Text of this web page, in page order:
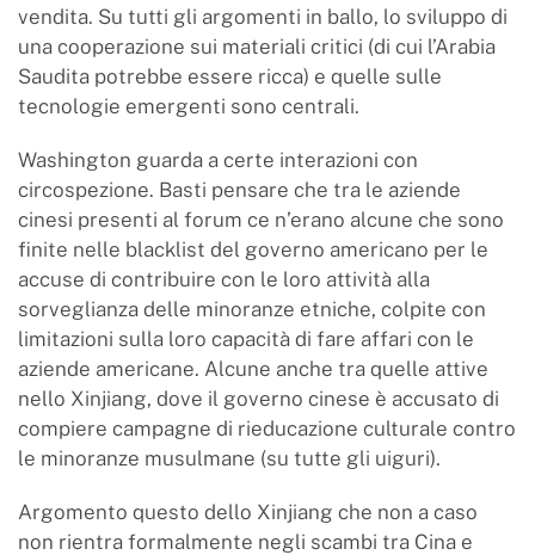
vendita. Su tutti gli argomenti in ballo, lo sviluppo di
una cooperazione sui materiali critici (di cui l’Arabia
Saudita potrebbe essere ricca) e quelle sulle
tecnologie emergenti sono centrali.
Washington guarda a certe interazioni con
circospezione. Basti pensare che tra le aziende
cinesi presenti al forum ce n’erano alcune che sono
finite nelle blacklist del governo americano per le
accuse di contribuire con le loro attività alla
sorveglianza delle minoranze etniche, colpite con
limitazioni sulla loro capacità di fare affari con le
aziende americane. Alcune anche tra quelle attive
nello Xinjiang, dove il governo cinese è accusato di
compiere campagne di rieducazione culturale contro
le minoranze musulmane (su tutte gli uiguri).
Argomento questo dello Xinjiang che non a caso
non rientra formalmente negli scambi tra Cina e